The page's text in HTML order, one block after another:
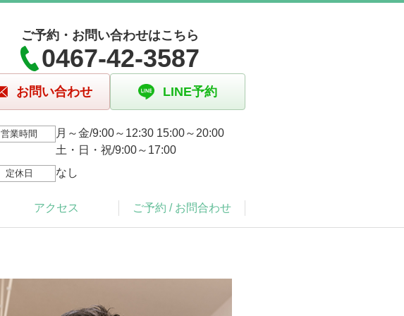
ご予約・お問い合わせはこちら
0467-42-3587
お問い合わせ LINE予約
営業時間
月～金/9:00～12:30 15:00～20:00
土・日・祝/9:00～17:00
定休日 なし
アクセス ご予約 / お問合わせ